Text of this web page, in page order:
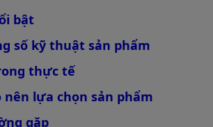
bật
số kỹ thuật sản phẩm
thực tế
nên lựa chọn sản phẩm
gặp